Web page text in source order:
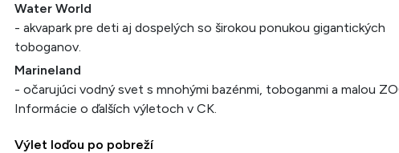
Water World
- akvapark pre deti aj dospelých so širokou ponukou gigantických
toboganov.
Marineland
- očarujúci vodný svet s mnohými bazénmi, toboganmi a malou
Informácie o ďalších výletoch v CK.
Výlet loďou po pobreží